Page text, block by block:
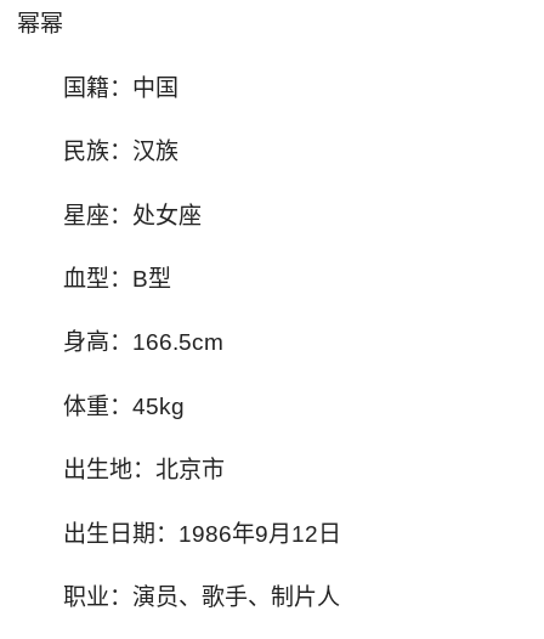
幂幂
国籍：中国
民族：汉族
星座：处女座
血型：B型
身高：166.5cm
体重：45kg
出生地：北京市
出生日期：1986年9月12日
职业：演员、歌手、制片人